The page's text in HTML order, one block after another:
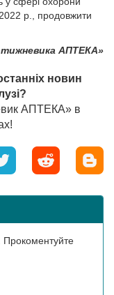
р., продовжити
АПТЕКА»
новин
АПТЕКА» в
Прокоментуйте